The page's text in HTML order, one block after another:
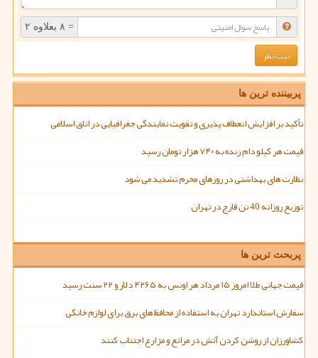
= ۸ بعلاوه ۲
پربیننده ترین ها
تأکید بر افزایش انعطاف پذیری و تقویت نمایندگی جغرافیایی در اتاق اسلامی
قیمت هر کیلو دام زنده به ۷۴۰ هزار تومان رسید
نظارت های بهداشتی در روزهای محرم تشدید می شود
توزیع روزانه 40 تن قارچ در تهران
پربحث ترین ها
قیمت جهانی طلا امروز ۱۵ مرداد هر اونس به ۴۲۶۵ دلار و ۲۲ سنت رسید
سفارش استاندارد تهران به استفاده از محافظ های برق برای لوازم خانگی
کشاورزان از روشن کردن آتش در مراتع و مزارع اجتناب کنند